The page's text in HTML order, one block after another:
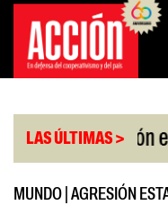
Saltar
contenido
LAS ÚLTIMAS >
Bonificación en la
MUNDO AGRESIÓN